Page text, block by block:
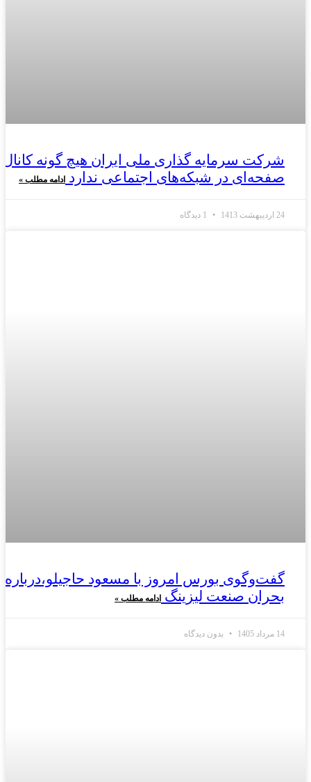
شرکت سرمایه گذاری ملی ایران هیچ گونه کانال
صفحه‌ای در شبکه‌های اجتماعی ندارد ادامه مطلب »
24 اردیبهشت 1413
گفت‌وگوی بورس امروز با مسعود حاجیلو،درباره
بحران صنعت لیزینگ ادامه مطلب »
14 مرداد 1405 بدون دیدگاه